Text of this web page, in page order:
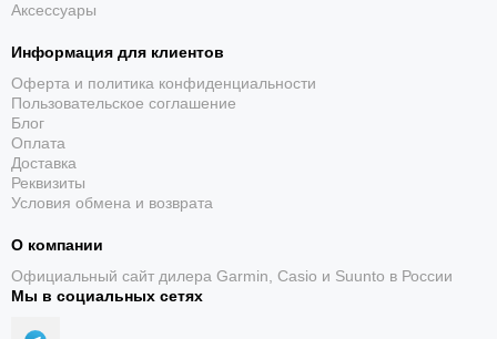
Аксессуары
Информация для клиентов
Оферта и политика конфиденциальности
Пользовательское соглашение
Блог
Оплата
Доставка
Реквизиты
Условия обмена и возврата
О компании
Официальный сайт дилера Garmin, Casio и Suunto в России
Мы в социальных сетях